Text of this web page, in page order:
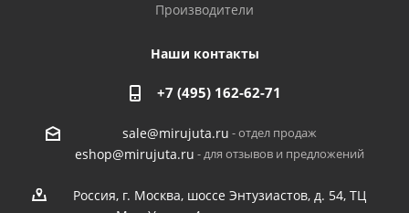
Производители
Наши контакты
+7 (495) 162-62-71
sale@mirujuta.ru - отдел продаж
eshop@mirujuta.ru - для отзывов и предложений
Россия, г. Москва, шоссе Энтузиастов, д. 54, ТЦ